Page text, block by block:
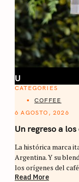
U
CATEGORIES
COFFEE
6 AGOSTO, 2026
Un regreso a
La histórica marca
Argentina. Y su
los orígenes del
Read More